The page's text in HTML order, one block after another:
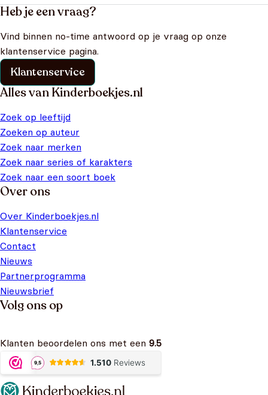
Heb je een vraag?
Vind binnen no-time antwoord op je vraag op onze
klantenservice pagina.
Klantenservice
Alles van Kinderboekjes.nl
Zoek op leeftijd
Zoeken op auteur
Zoek naar merken
Zoek naar series of karakters
Zoek naar een soort boek
Over ons
Over Kinderboekjes.nl
Klantenservice
Contact
Nieuws
Partnerprogramma
Nieuwsbrief
Volg ons op
Klanten beoordelen ons met een 9.5